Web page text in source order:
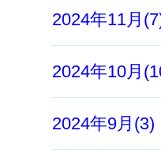
2024年11月
2024年10月
2024年9月(3)